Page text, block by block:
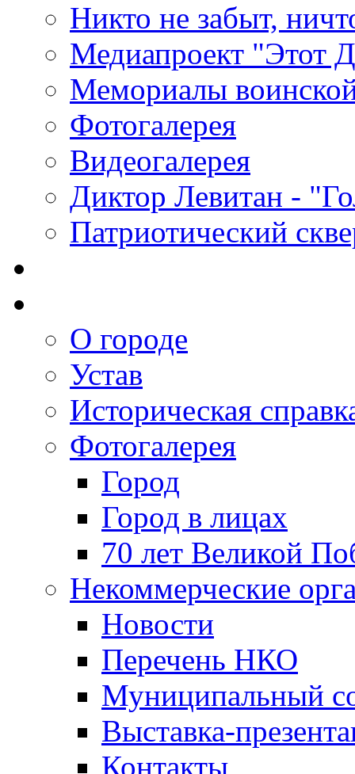
Никто не забыт,
Медиапроект "Этот
Мемориалы
Фотогалерея
Видеогалерея
Диктор Левитан -
Патриотический
О городе
Устав
Историческая
Фотогалерея
Город
Город в лицах
70 лет Великой
Некоммерческие
Новости
Перечень НКО
Муниципальный
Выставка-
Контакты